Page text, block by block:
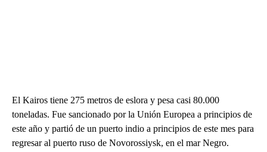
El Kairos tiene 275 metros de eslora y pesa casi 80.000
toneladas. Fue sancionado por la Unión Europea a principios de
este año y partió de un puerto indio a principios de este mes para
regresar al puerto ruso de Novorossiysk, en el mar Negro.